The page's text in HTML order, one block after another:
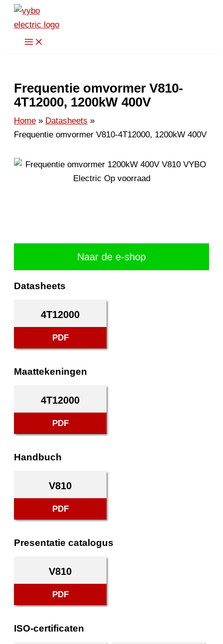
Spring
naar
Frequentie omvormer V810-
4T12000, 1200kW 400V
Home
Datasheets
Frequentie omvormer V810-4T12000, 1200kW 400V
Naar de e-shop
Datasheets
4T12000
PDF
Maattekeningen
4T12000
PDF
Handbuch
V810
PDF
Presentatie catalogus
V810
PDF
ISO-certificaten